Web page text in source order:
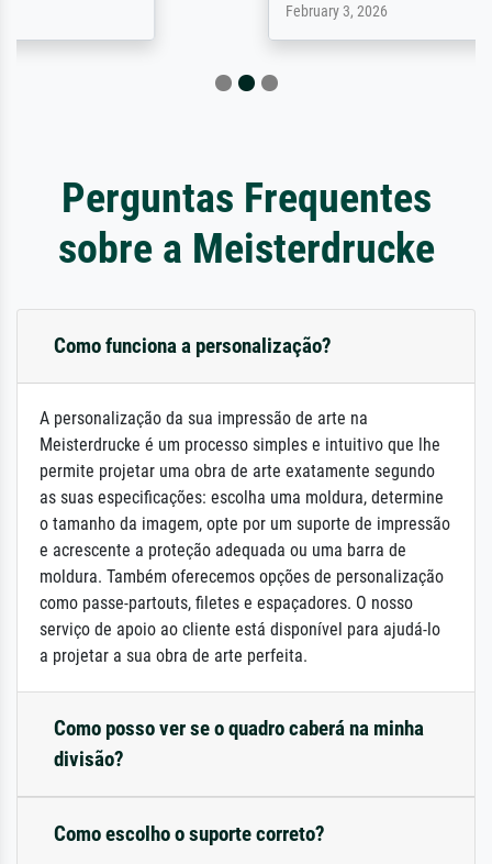
Perguntas Frequentes
sobre a Meisterdrucke
Como funciona a personalização?
A personalização da sua impressão de arte na
Meisterdrucke é um processo simples e intuitivo que lhe
permite projetar uma obra de arte exatamente segundo
as suas especificações: escolha uma moldura, determine
o tamanho da imagem, opte por um suporte de impressão
e acrescente a proteção adequada ou uma barra de
moldura. Também oferecemos opções de personalização
como passe-partouts, filetes e espaçadores. O nosso
serviço de apoio ao cliente está disponível para ajudá-lo
a projetar a sua obra de arte perfeita.
Como posso ver se o quadro caberá na minha
divisão?
Como escolho o suporte correto?